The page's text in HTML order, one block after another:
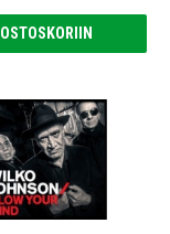
OSTOSKORIIN